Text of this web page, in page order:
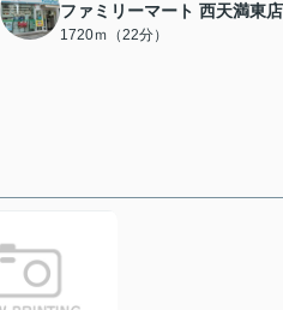
ファミリーマート 西天満東店
1720ｍ（22分）